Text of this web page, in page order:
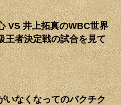
VS 井上拓真のWBC世界
王者決定戦の試合を見て
いなくなってのバクチク